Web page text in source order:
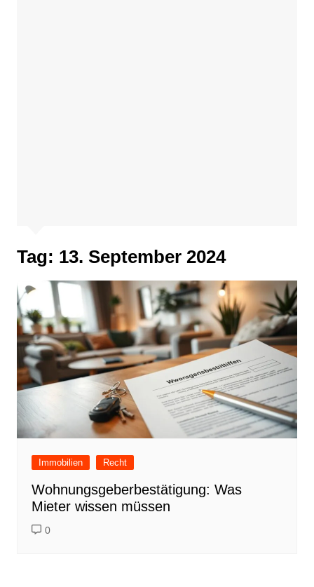
Tag: 13. September 2024
Immobilien Recht
Wohnungsgeberbestätigung: Was
Mieter wissen müssen
0